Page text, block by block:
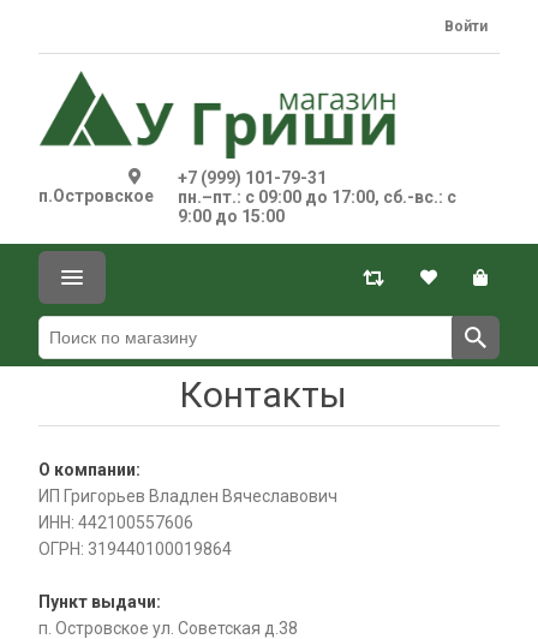
п.Островское
+7 (999) 101-79-31
пн.–пт.: с 09:00 до 17:00, сб.-вс.: с
9:00 до 15:00
Войти
Контакты
О компании:
ИП Григорьев Владлен Вячеславович
ИНН: 442100557606
ОГРН: 319440100019864
Пункт выдачи:
п. Островское ул. Советская д.38